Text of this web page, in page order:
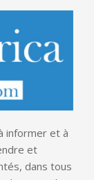
informer et à
et
dans tous